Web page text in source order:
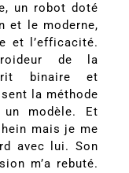
un robot doté
et le moderne,
et l’efficacité.
de la
binaire et
la méthode
modèle. Et
mais je me
avec lui. Son
m’a rebuté.